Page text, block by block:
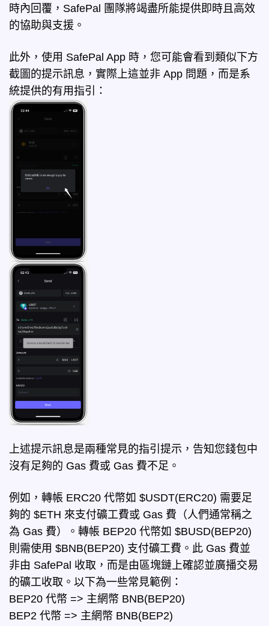
時內回覆，SafePal 團隊將竭盡所能提供即時且高效
的協助與支援。
此外，使用 SafePal App 時，您可能會看到類似下方
截圖的提示訊息，實際上這並非 App 問題，而是系
統提供的有用指引：
上述提示訊息是兩種常見的指引提示，告知您錢包中
沒有足夠的 Gas 費或 Gas 費不足。
例如，轉帳 ERC20 代幣如 $USDT(ERC20) 需要足
夠的 $ETH 來支付礦工費或 Gas 費（人們通常稱之
為 Gas 費）。轉帳 BEP20 代幣如 $BUSD(BEP20)
則需使用 $BNB(BEP20) 支付礦工費。此 Gas 費並
非由 SafePal 收取，而是由區塊鏈上確認並廣播交易
的礦工收取。 以下為一些常見範例：
BEP20 代幣 => 主網幣 BNB(BEP20)
BEP2 代幣 => 主網幣 BNB(BEP2)